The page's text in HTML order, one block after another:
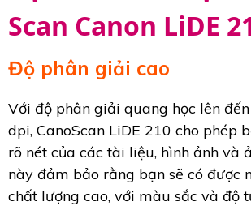
Scan Canon LiDE
Độ phân giải cao
Với độ phân giải quang học lên
dpi, CanoScan LiDE 210 cho phép
rõ nét của các tài liệu, hình ảnh và
này đảm bảo rằng bạn sẽ có được
chất lượng cao, với màu sắc và độ